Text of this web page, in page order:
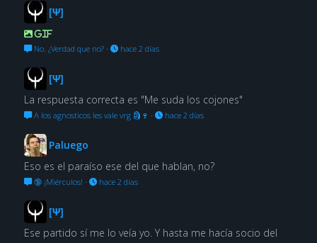
[Ψ]
GIF
No. ¿Verdad que no?· hace 2 días
[Ψ]
La respuesta correcta es "Me suda los cojones"
A los agnosticos les vale vrg 🗿🍷 · hace 2 días
Paluego
Eso es el paraíso ese del que hablan, no?
🔞 ¡Miérculos! · hace 2 días
[Ψ]
Ese partido sí me lo veía yo. Y hasta me hacía socio del